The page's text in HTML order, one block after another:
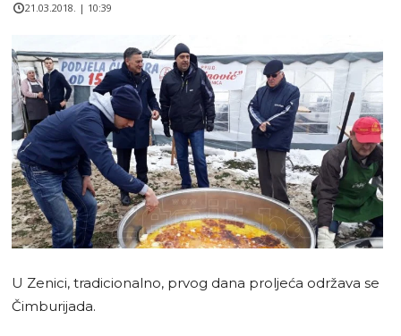
21.03.2018. | 10:39
U Zenici, tradicionalno, prvog dana proljeća održava se
Čimburijada.